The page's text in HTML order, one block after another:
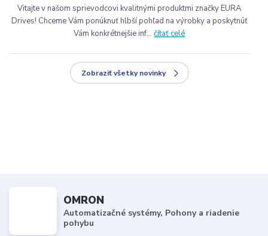
Vitajte v našom sprievodcovi kvalitnými produktmi značky EURA
Drives! Chceme Vám ponúknuť hlbší pohľad na výrobky a poskytnúť
Vám konkrétnejšie inf...čítať celé
Zobraziť všetky novinky
OMRON
Automatizačné systémy, Pohony a riadenie
pohybu